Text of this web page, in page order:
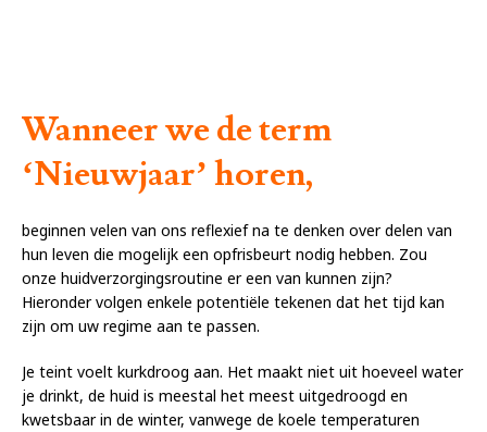
Wanneer we de term
‘Nieuwjaar’ horen,
beginnen velen van ons reflexief na te denken over delen van
hun leven die mogelijk een opfrisbeurt nodig hebben. Zou
onze huidverzorgingsroutine er een van kunnen zijn?
Hieronder volgen enkele potentiële tekenen dat het tijd kan
zijn om uw regime aan te passen.
Je teint voelt kurkdroog aan. Het maakt niet uit hoeveel water
je drinkt, de huid is meestal het meest uitgedroogd en
kwetsbaar in de winter, vanwege de koele temperaturen